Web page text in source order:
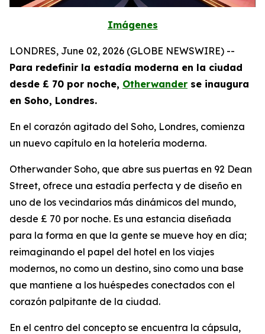
Imágenes
LONDRES, June 02, 2026 (GLOBE NEWSWIRE) --
Para redefinir la estadía moderna en la ciudad
desde £ 70 por noche, Otherwander se inaugura
en Soho, Londres.
En el corazón agitado del Soho, Londres, comienza
un nuevo capítulo en la hotelería moderna.
Otherwander Soho, que abre sus puertas en 92 Dean
Street, ofrece una estadía perfecta y de diseño en
uno de los vecindarios más dinámicos del mundo,
desde £ 70 por noche. Es una estancia diseñada
para la forma en que la gente se mueve hoy en día;
reimaginando el papel del hotel en los viajes
modernos, no como un destino, sino como una base
que mantiene a los huéspedes conectados con el
corazón palpitante de la ciudad.
En el centro del concepto se encuentra la cápsula,